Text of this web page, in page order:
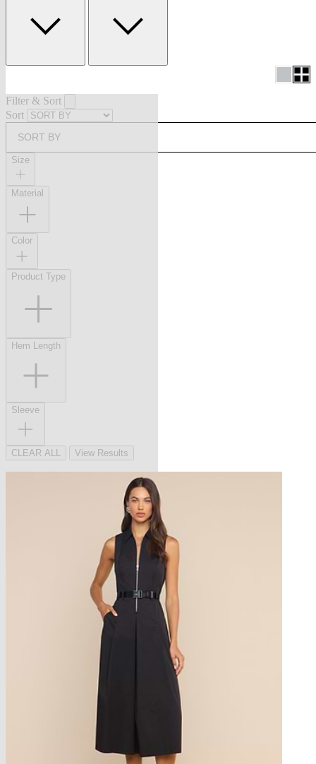
Filter & Sort
Sort
SORT BY
Size
Material
Color
Product Type
Hem Length
Sleeve
CLEAR ALL View Results